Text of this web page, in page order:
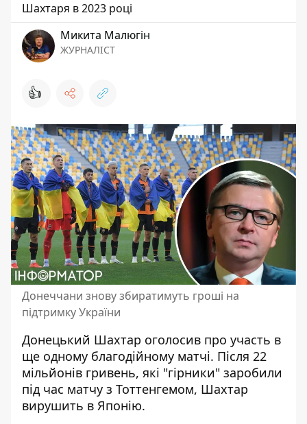
Шахтаря в 2023 році
Микита Малюгін
ЖУРНАЛІСТ
👍
Донеччани знову збиратимуть гроші на
підтримку України
Донецький Шахтар оголосив про участь в
ще одному благодійному матчі. Після 22
мільйонів гривень, які "гірники" заробили
під час матчу з Тоттенгемом, Шахтар
вирушить в Японію.